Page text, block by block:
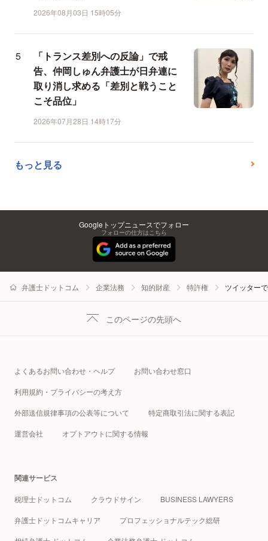
2026年08月03日 15時05分
「トランス差別への反論」で戒
告、仲岡しゅん弁護士が日弁連に
取り消し求める「差別と戦うこと
こそ品位」
2026年07月28日 14時17分
もっと見る
Googleトップニュースでフォロー
フォローの仕方はこちら
弁護士ドットコム 企業法務 知的財産 特許権 ツイッター
このページの先頭へ
よくあるお問い合わせ・ヘルプ お問い合わせ窓口
利用規約・プライバシーの考え方
外部送信規律事項の公表等について 特定商取引法に関する表記
運営会社 オプトアウトに関する情報
関連サービス
税理士ドットコム クラウドサイン BUSINESS LAWYERS
弁護士ドットコムキャリア プロフェッショナルテック総研